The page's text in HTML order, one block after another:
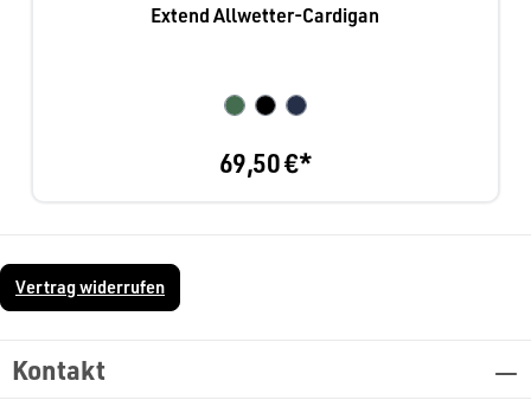
Extend Allwetter-Cardigan
69,50 €*
Vertrag widerrufen
Kontakt